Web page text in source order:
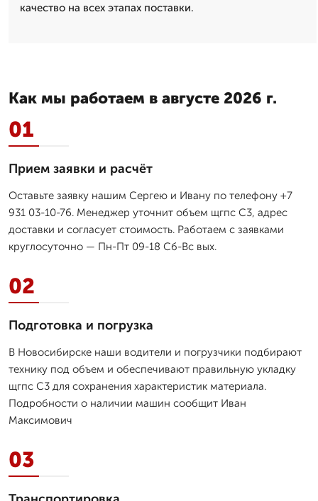
качество на всех этапах поставки.
Как мы работаем в августе 2026 г.
01
Прием заявки и расчёт
Оставьте заявку нашим Сергею и Ивану по телефону +7
931 03-10-76. Менеджер уточнит объем щгпс С3, адрес
доставки и согласует стоимость. Работаем с заявками
круглосуточно — Пн-Пт 09-18 Сб-Вс вых.
02
Подготовка и погрузка
В Новосибирске наши водители и погрузчики подбирают
технику под объем и обеспечивают правильную укладку
щгпс С3 для сохранения характеристик материала.
Подробности о наличии машин сообщит Иван
Максимович
03